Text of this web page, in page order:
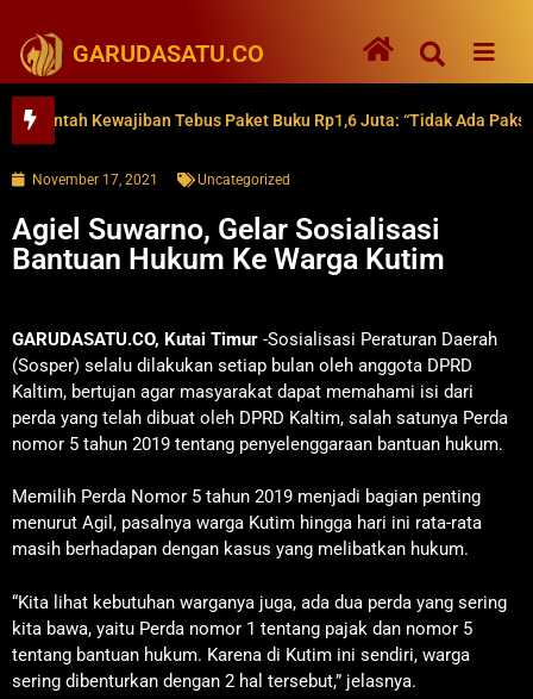
GARUDASATU.CO
Kewajiban Tebus Paket Buku Rp1,6 Juta: “Tidak Ada Paksaan”
November 17, 2021 Uncategorized
Agiel Suwarno, Gelar Sosialisasi
Bantuan Hukum Ke Warga Kutim
GARUDASATU.CO, Kutai Timur -Sosialisasi Peraturan Daerah
(Sosper) selalu dilakukan setiap bulan oleh anggota DPRD
Kaltim, bertujan agar masyarakat dapat memahami isi dari
perda yang telah dibuat oleh DPRD Kaltim, salah satunya Perda
nomor 5 tahun 2019 tentang penyelenggaraan bantuan hukum.
Memilih Perda Nomor 5 tahun 2019 menjadi bagian penting
menurut Agil, pasalnya warga Kutim hingga hari ini rata-rata
masih berhadapan dengan kasus yang melibatkan hukum.
“Kita lihat kebutuhan warganya juga, ada dua perda yang sering
kita bawa, yaitu Perda nomor 1 tentang pajak dan nomor 5
tentang bantuan hukum. Karena di Kutim ini sendiri, warga
sering dibenturkan dengan 2 hal tersebut,” jelasnya.